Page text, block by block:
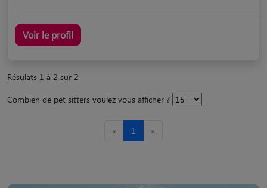
Voir le profil
Résulats 1 à 2 sur 2
Combien de pet sitters voulez vous afficher ?
« 1 »